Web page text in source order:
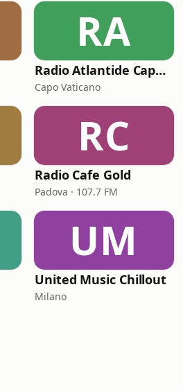
RA
Radio Atlantide Capo Vaticano
Capo Vaticano
RC
Radio Cafe Gold
Padova · 107.7 FM
UM
United Music Chillout
Milano